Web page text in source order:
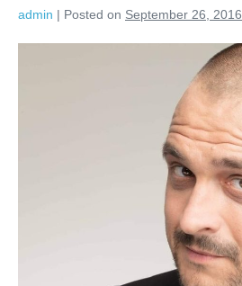
admin | Posted on September 26, 2016